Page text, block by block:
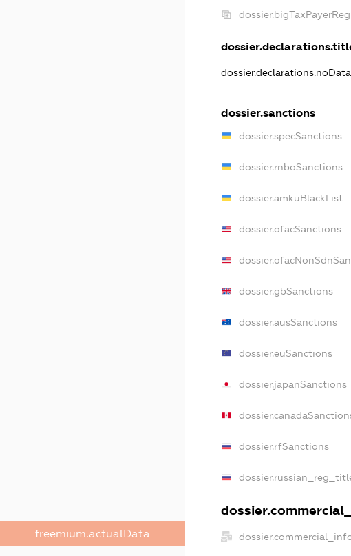
freemium.actualData
dossier.bigTaxPayerReg
dossier.declarations.noData
dossier.sanctions
dossier.specSanctions
dossier.rnboSanctions
dossier.amkuBlackList
dossier.ofacSanctions
dossier.gbSanctions
dossier.ausSanctions
dossier.euSanctions
dossier.japanSanctions
dossier.rfSanctions